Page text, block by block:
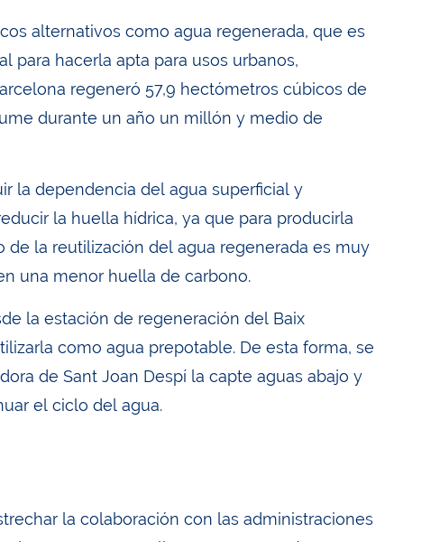
alternativos como agua regenerada, que es
para hacerla apta para usos urbanos,
regeneró 57,9 hectómetros cúbicos de
durante un año un millón y medio de
la dependencia del agua superficial y
la huella hídrica, ya que para producirla
la reutilización del agua regenerada es muy
una menor huella de carbono.
la estación de regeneración del Baix
como agua prepotable. De esta forma, se
de Sant Joan Despí la capte aguas abajo y
el ciclo del agua.
la colaboración con las administraciones